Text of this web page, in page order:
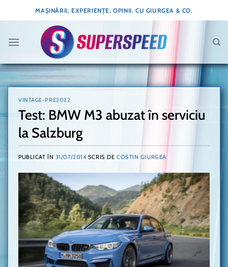
to
MAȘINĂRII, EXPERIENȚE, OPINII. CU GIURGEA & CO.
VINTAGE-PRE2022
Test: BMW M3 abuzat în serviciu
la Salzburg
PUBLICAT ÎN 31/07/2014 SCRIS DE COSTIN GIURGEA